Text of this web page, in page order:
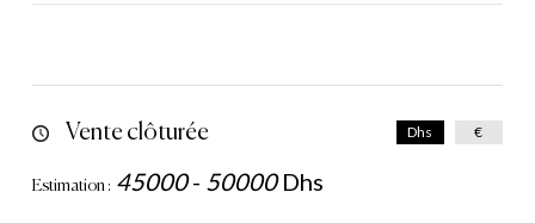
Vente clôturée
Estimation : 45000- 50000 Dhs
Dhs €